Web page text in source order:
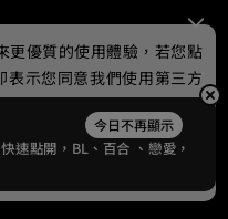
Co., Ltd.
今日不再顯示
快速點開，BL、 百合 、戀愛，
更優質的使用體驗，若您點
示您同意我們使用第三方
政策。